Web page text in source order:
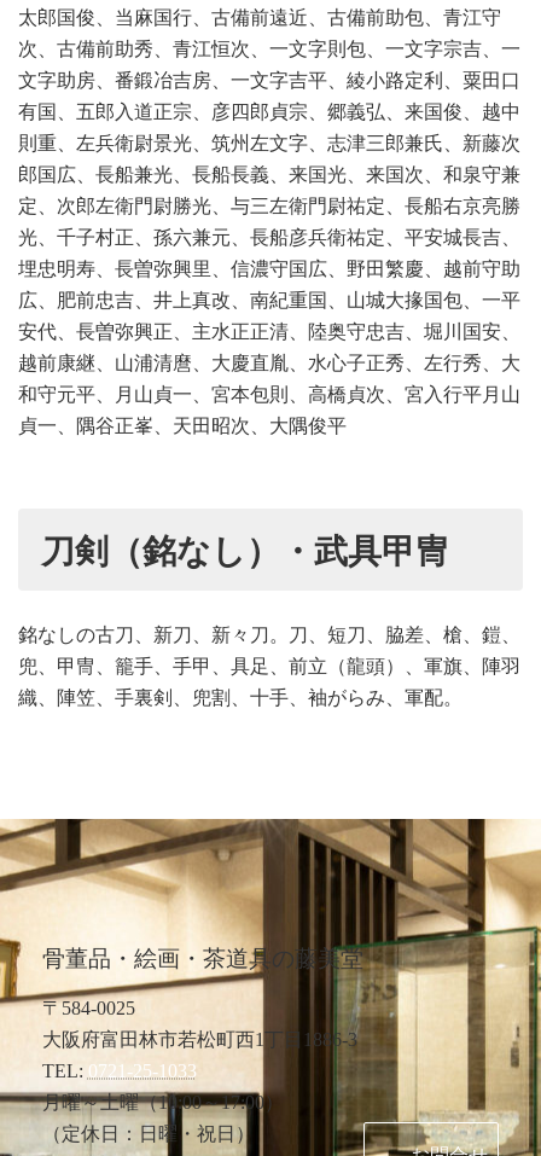
太郎国俊、当麻国行、古備前遠近、古備前助包、青江守
次、古備前助秀、青江恒次、一文字則包、一文字宗吉、一
文字助房、番鍛冶吉房、一文字吉平、綾小路定利、粟田口
有国、五郎入道正宗、彦四郎貞宗、郷義弘、来国俊、越中
則重、左兵衛尉景光、筑州左文字、志津三郎兼氏、新藤次
郎国広、長船兼光、長船長義、来国光、来国次、和泉守兼
定、次郎左衛門尉勝光、与三左衛門尉祐定、長船右京亮勝
光、千子村正、孫六兼元、長船彦兵衛祐定、平安城長吉、
埋忠明寿、長曽弥興里、信濃守国広、野田繁慶、越前守助
広、肥前忠吉、井上真改、南紀重国、山城大掾国包、一平
安代、長曽弥興正、主水正正清、陸奥守忠吉、堀川国安、
越前康継、山浦清麿、大慶直胤、水心子正秀、左行秀、大
和守元平、月山貞一、宮本包則、高橋貞次、宮入行平月山
貞一、隅谷正峯、天田昭次、大隅俊平
刀剣（銘なし）・武具甲冑
銘なしの古刀、新刀、新々刀。刀、短刀、脇差、槍、鎧、
兜、甲冑、籠手、手甲、具足、前立（龍頭）、軍旗、陣羽
織、陣笠、手裏剣、兜割、十手、袖がらみ、軍配。
骨董品・絵画・茶道具の藤美堂
〒584-0025
大阪府富田林市若松町西1丁目1886-3
TEL: 0721-25-1033
月曜～土曜（10:00～17:00）
（定休日：日曜・祝日）